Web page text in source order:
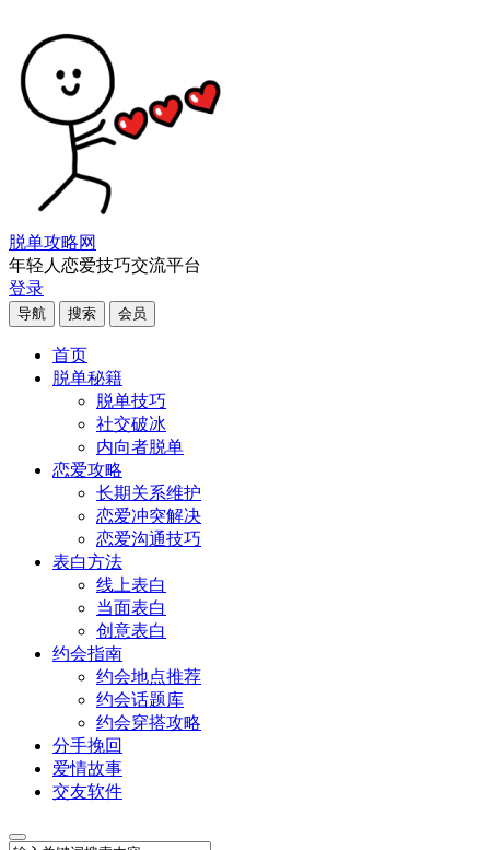
脱单攻略网
年轻人恋爱技巧交流平台
登录
导航 搜索 会员
首页
脱单秘籍
脱单技巧
社交破冰
内向者脱单
恋爱攻略
长期关系维护
恋爱冲突解决
恋爱沟通技巧
表白方法
线上表白
当面表白
创意表白
约会指南
约会地点推荐
约会话题库
约会穿搭攻略
分手挽回
爱情故事
交友软件